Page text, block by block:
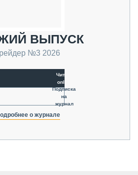
ВЫПУСК
№3 2026
Читать
online
Подписка
на
журнал
о журнале